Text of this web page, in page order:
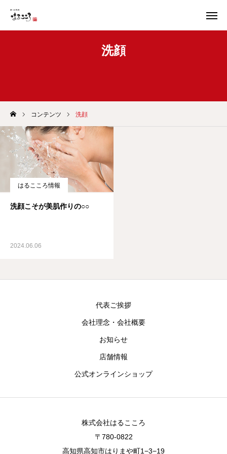
洗顔
コンテンツ 洗顔
はるこころ情報
洗顔こそが美肌作りの○○
2024.06.06
代表ご挨拶
会社理念・会社概要
お知らせ
店舗情報
公式オンラインショップ
株式会社はるこころ
〒780-0822
高知県高知市はりまや町1−3−19
代表ご挨拶
会社概要
お知らせ